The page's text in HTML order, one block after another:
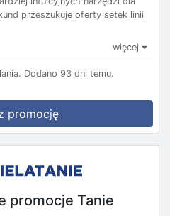
przeszukuje oferty setek linii
więcej
Dodano 93 dni temu.
promocję
promocje Tanie